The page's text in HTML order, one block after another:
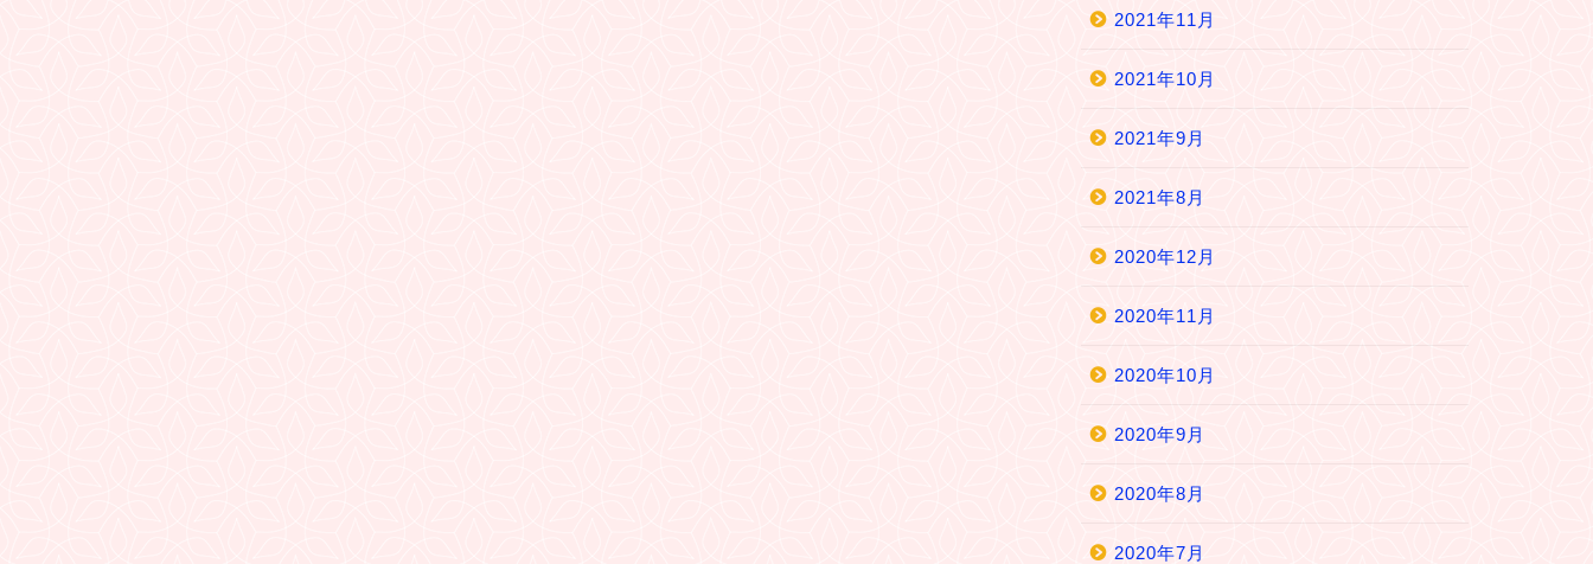
2021年11月
2021年10月
2021年9月
2021年8月
2020年12月
2020年11月
2020年10月
2020年9月
2020年8月
2020年7月